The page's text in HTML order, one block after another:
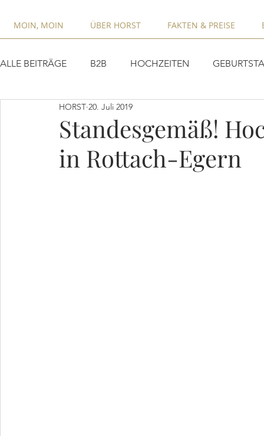
MOIN, MOIN ÜBER HORST FAKTEN & PREISE
ALLE BEITRÄGE B2B HOCHZEITEN
Standesgemäß!
in Rottach-Egern
HORST 20. Juli 2019